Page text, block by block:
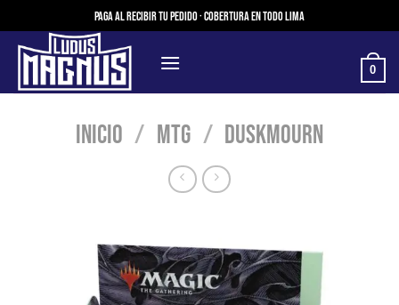
al
contenido
Paga al recibir tu pedido · Cobertura en todo Lima
0
Inicio / MTG / Duskmourn